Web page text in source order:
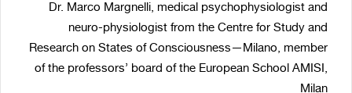
Dr. Marco Margnelli, medical psychophysiologist and
neuro-physiologist from the Centre for Study and
Research on States of Consciousness—Milano, member
of the professors’ board of the European School AMISI,
Milan